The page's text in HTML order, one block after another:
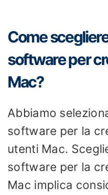
Come
software per
Mac?
Abbiamo
software per la
utenti Mac.
software per la
Mac implica